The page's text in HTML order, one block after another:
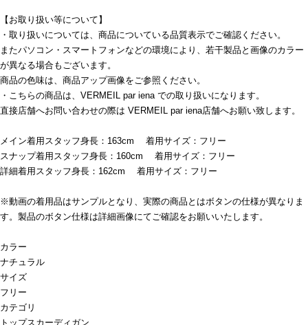
【お取り扱い等について】
・取り扱いについては、商品についている品質表示でご確認ください。
またパソコン・スマートフォンなどの環境により、若干製品と画像のカラー
が異なる場合もございます。
商品の色味は、商品アップ画像をご参照ください。
・こちらの商品は、VERMEIL par iena での取り扱いになります。
直接店舗へお問い合わせの際は VERMEIL par iena店舗へお願い致します。
メイン着用スタッフ身長：163cm 着用サイズ：フリー
スナップ着用スタッフ身長：160cm 着用サイズ：フリー
詳細着用スタッフ身長：162cm 着用サイズ：フリー
※動画の着用品はサンプルとなり、実際の商品とはボタンの仕様が異なりま
す。製品のボタン仕様は詳細画像にてご確認をお願いいたします。
カラー
ナチュラル
サイズ
フリー
カテゴリ
トップスカーディガン